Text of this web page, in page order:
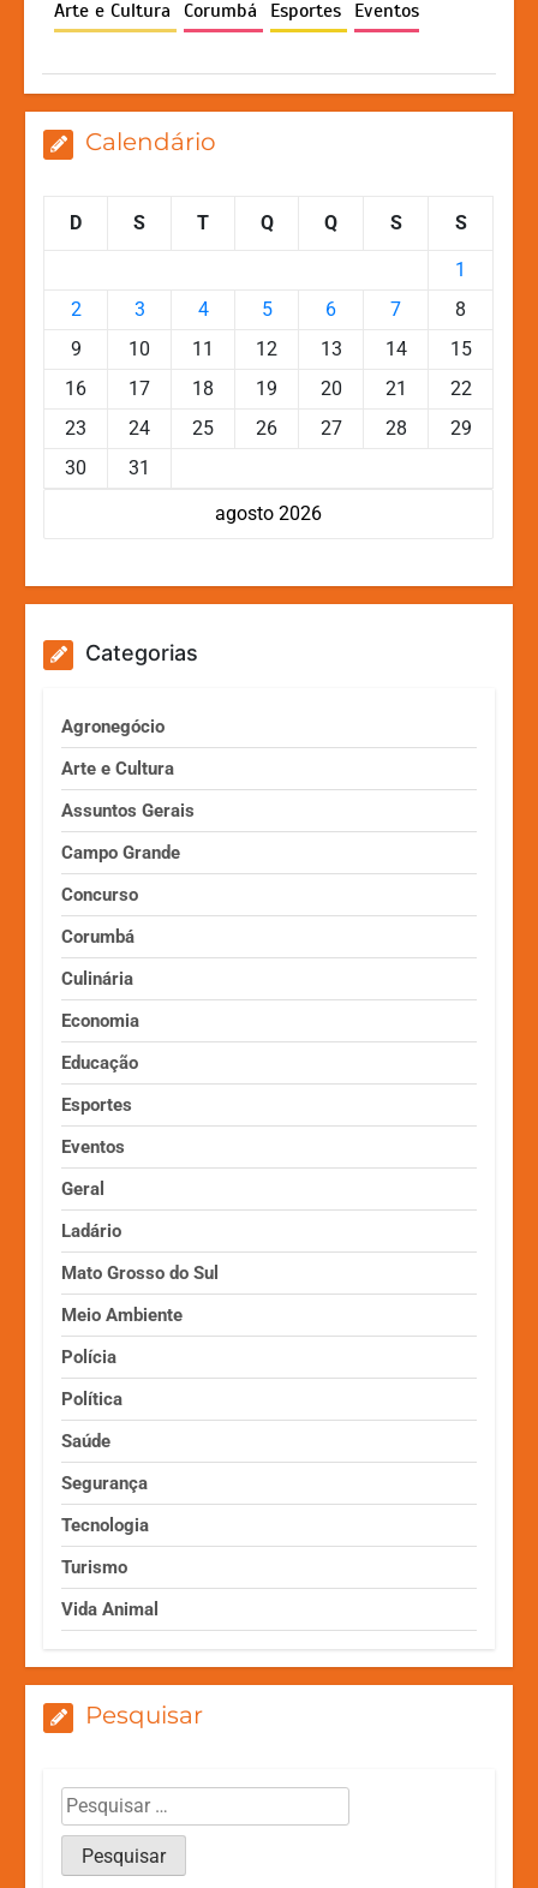
p o
k
n
er
n
Arte e Cultura Corumbá Esportes Eventos
Calendário
agosto 2026
D S T Q Q S S
1
2
3 4 5 6 7
8
9
10 11 12 13 14
15
16
17 18 19 20 21
22
23
24 25 26 27 28
29
30
31
Categorias
Agronegócio
Arte e Cultura
Assuntos Gerais
Campo Grande
Concurso
Corumbá
Culinária
Economia
Educação
Esportes
Eventos
Geral
Ladário
Mato Grosso do Sul
Meio Ambiente
Polícia
Política
Saúde
Segurança
Tecnologia
Turismo
Vida Animal
Pesquisar